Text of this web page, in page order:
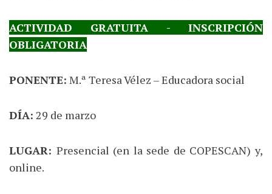
ACTIVIDAD GRATUITA - INSCRIPCIÓN
OBLIGATORIA
PONENTE: M.ª Teresa Vélez – Educadora social
DÍA: 29 de marzo
LUGAR: Presencial (en la sede de COPESCAN) y,
online.